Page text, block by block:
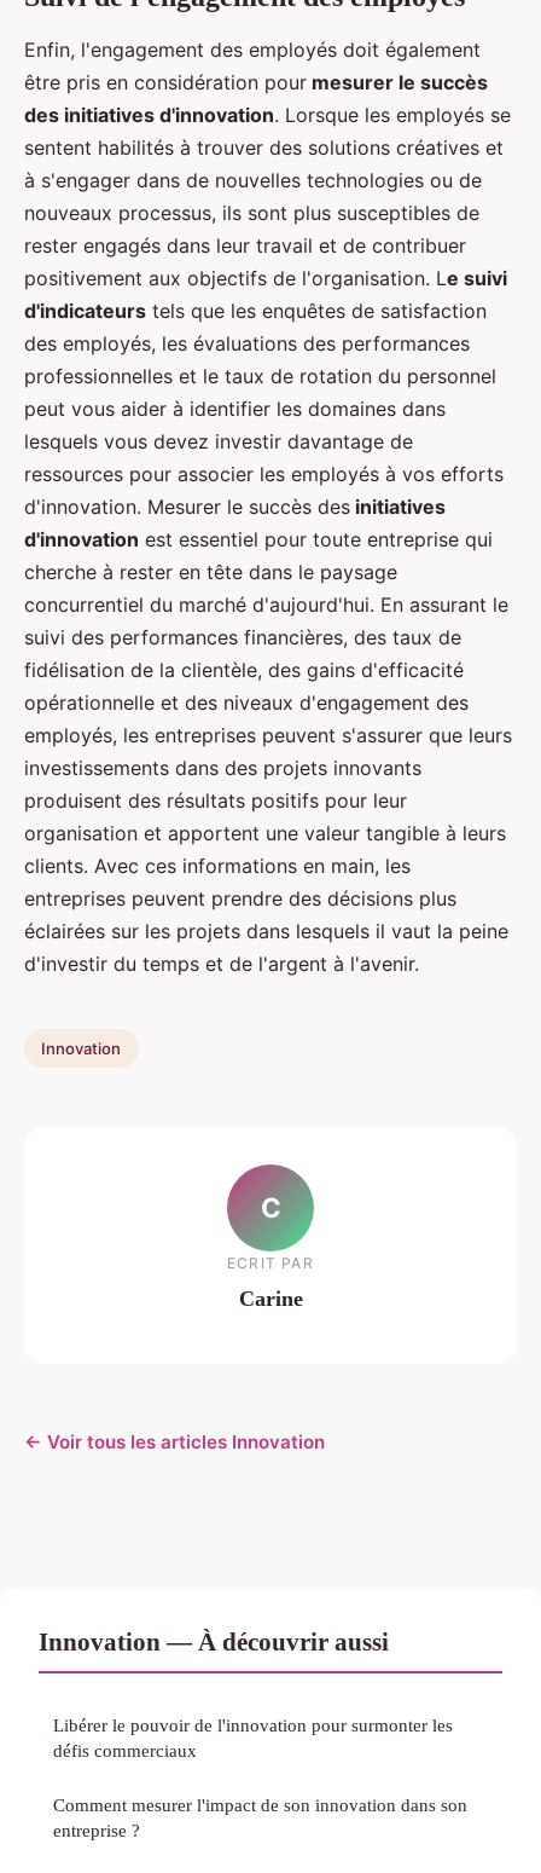
Enfin, l'engagement des employés doit également
être pris en considération pour mesurer le succès
des initiatives d'innovation. Lorsque les employés se
sentent habilités à trouver des solutions créatives et
à s'engager dans de nouvelles technologies ou de
nouveaux processus, ils sont plus susceptibles de
rester engagés dans leur travail et de contribuer
positivement aux objectifs de l'organisation. Le suivi
d'indicateurs tels que les enquêtes de satisfaction
des employés, les évaluations des performances
professionnelles et le taux de rotation du personnel
peut vous aider à identifier les domaines dans
lesquels vous devez investir davantage de
ressources pour associer les employés à vos efforts
d'innovation. Mesurer le succès des initiatives
d'innovation est essentiel pour toute entreprise qui
cherche à rester en tête dans le paysage
concurrentiel du marché d'aujourd'hui. En assurant le
suivi des performances financières, des taux de
fidélisation de la clientèle, des gains d'efficacité
opérationnelle et des niveaux d'engagement des
employés, les entreprises peuvent s'assurer que leurs
investissements dans des projets innovants
produisent des résultats positifs pour leur
organisation et apportent une valeur tangible à leurs
clients. Avec ces informations en main, les
entreprises peuvent prendre des décisions plus
éclairées sur les projets dans lesquels il vaut la peine
d'investir du temps et de l'argent à l'avenir.
Innovation
C
ECRIT PAR
Carine
← Voir tous les articles Innovation
Innovation — À découvrir aussi
Libérer le pouvoir de l'innovation pour surmonter les
défis commerciaux
Comment mesurer l'impact de son innovation dans son
entreprise ?